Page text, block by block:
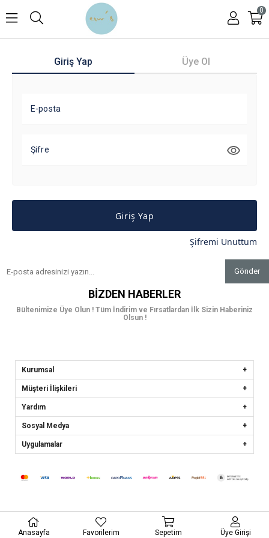
0
Giriş Yap Üye Ol
E-posta
Şifre
Giriş Yap
Şifremi Unuttum
Gönder
BIZDEN HABERLER
Bültenimize Üye Olun ! Tüm İndirim ve Fırsatlardan İlk Sizin Haberiniz
Olsun !
Kurumsal
Müşteri İlişkileri
Yardım
Sosyal Medya
Uygulamalar
Anasayfa Favorilerim Sepetim Üye Girişi